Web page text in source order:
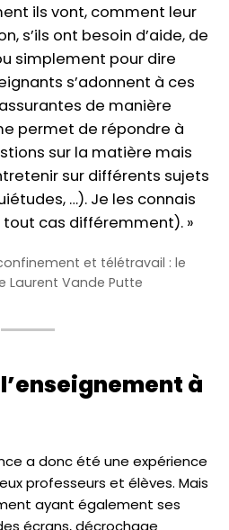
ils vont, comment leur
s’ils ont besoin d’aide, de
simplement pour dire
s’adonnent à ces
de manière
permet de répondre à
sur la matière mais
sur différents sujets
…). Je les connais
cas différemment). »
et télétravail : le
Laurent Vande Putte
à
a donc été une expérience
professeurs et élèves. Mais
ayant également ses
écrans, décrochage